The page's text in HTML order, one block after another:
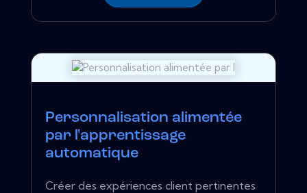
Personnalisation alimentée
par l'apprentissage
automatique
Créer des expériences client pertinentes